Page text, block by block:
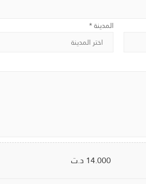
المدينة *
14.000 د.ت